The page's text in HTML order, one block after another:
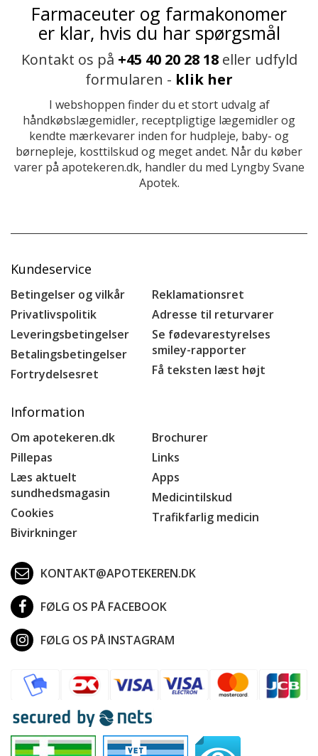
Farmaceuter og farmakonomer
er klar, hvis du har spørgsmål
Kontakt os på +45 40 20 28 18eller udfyld
formularen - klik her
I webshoppen finder du et stort udvalg af
håndkøbslægemidler, receptpligtige lægemidler og
kendte mærkevarer inden for hudpleje, baby- og
børnepleje, kosttilskud og meget andet. Når du køber
varer på apotekeren.dk, handler du med Lyngby Svane
Apotek.
Kundeservice
Betingelser og vilkår
Privatlivspolitik
Leveringsbetingelser
Betalingsbetingelser
Fortrydelsesret
Reklamationsret
Adresse til returvarer
Se fødevarestyrelses
smiley-rapporter
Få teksten læst højt
Information
Om apotekeren.dk
Pillepas
Læs aktuelt
sundhedsmagasin
Cookies
Bivirkninger
Brochurer
Links
Apps
Medicintilskud
Trafikfarlig medicin
KONTAKT@APOTEKEREN.DK
FØLG OS PÅ FACEBOOK
FØLG OS PÅ INSTAGRAM